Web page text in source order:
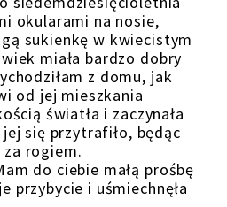
okularami na nosie,
sukienkę w kwiecistym
miała bardzo dobry
z domu, jak
od jej mieszkania
światła i zaczynała
się przytrafiło, będąc
rogiem.
do ciebie małą prośbę
przybycie i uśmiechnęła